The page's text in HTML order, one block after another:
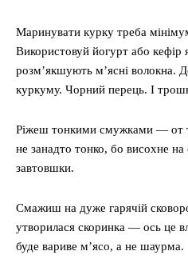
Маринувати курку треба
Використовуй йогурт або
розм’якшують м’ясні волокна.
куркуму. Чорний перець. І
Ріжеш тонкими смужками — от
не занадто тонко, бо висохне
завтовшки.
Смажиш на дуже гарячій
утворилася скоринка — ось це
буде вариве м’ясо, а не шаурма.